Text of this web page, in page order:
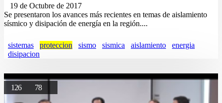
19 de Octubre de 2017
Se presentaron los avances más recientes en temas de aislamiento
sísmico y disipación de energía en la región....
sistemas proteccion sismo sismica aislamiento
energia
disipacion
126 78